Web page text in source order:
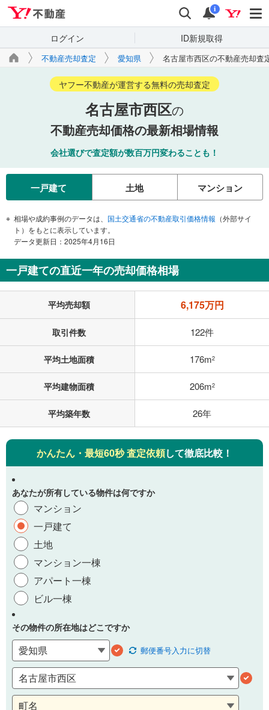
検索 通知
i
ログイン ID新規取得
不動産売却査定 愛知県 名古屋市西区の不動産売却査
ヤフー不動産が運営する無料の売却査定
名古屋市西区の
不動産売却価格の最新相場情報
会社選びで査定額が数百万円変わることも！
一戸建て 土地 マンション
相場や成約事例のデータは、 国土交通省の不動産取引価格情報 （外部サイ
ト）をもとに表示しています。
データ更新日：2025年4月16日
一戸建ての直近一年の売却価格相場
平均売却額 6,175万円
取引件数 122件
平均土地面積 176m2
平均建物面積 206m2
平均築年数 26年
かんたん・最短60秒 査定依頼して徹底比較！
あなたが所有している物件は何ですか
マンション
一戸建て
土地
マンション一棟
アパート一棟
ビル一棟
その物件の所在地はどこですか
郵便番号入力に切替